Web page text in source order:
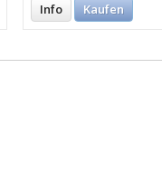
Info Kaufen